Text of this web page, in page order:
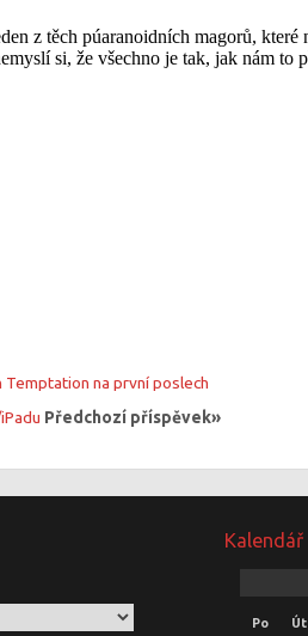
Temptation na první poslech
Předchozí příspěvek»
Kalendář
Po Út